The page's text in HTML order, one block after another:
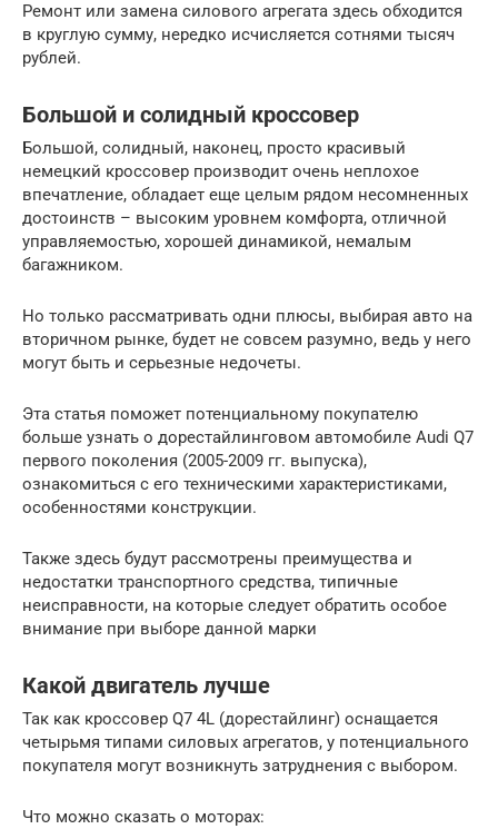
Ремонт или замена силового агрегата здесь обходится
в круглую сумму, нередко исчисляется сотнями тысяч
рублей.
Большой и солидный кроссовер
Большой, солидный, наконец, просто красивый
немецкий кроссовер производит очень неплохое
впечатление, обладает еще целым рядом несомненных
достоинств – высоким уровнем комфорта, отличной
управляемостью, хорошей динамикой, немалым
багажником.
Но только рассматривать одни плюсы, выбирая авто на
вторичном рынке, будет не совсем разумно, ведь у него
могут быть и серьезные недочеты.
Эта статья поможет потенциальному покупателю
больше узнать о дорестайлинговом автомобиле Audi Q7
первого поколения (2005-2009 гг. выпуска),
ознакомиться с его техническими характеристиками,
особенностями конструкции.
Также здесь будут рассмотрены преимущества и
недостатки транспортного средства, типичные
неисправности, на которые следует обратить особое
внимание при выборе данной марки
Какой двигатель лучше
Так как кроссовер Q7 4L (дорестайлинг) оснащается
четырьмя типами силовых агрегатов, у потенциального
покупателя могут возникнуть затруднения с выбором.
Что можно сказать о моторах: